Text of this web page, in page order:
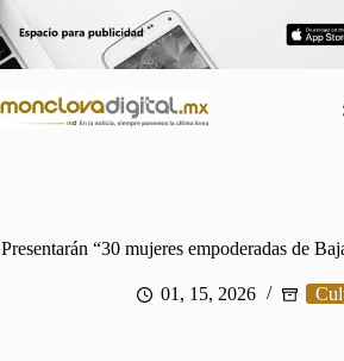
al
contenido
Presentarán “30 mujeres empoderadas de
01, 15, 2026